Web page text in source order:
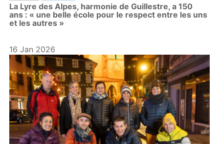
a
y
La Lyre des Alpes, harmonie de Guillestre, a 150
ans : « une belle école pour le respect entre les uns
et les autres »
16 Jan 2026